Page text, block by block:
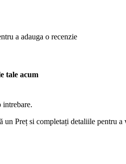
a adauga o recenzie
tale acum
Preț si completați detaliile pentru